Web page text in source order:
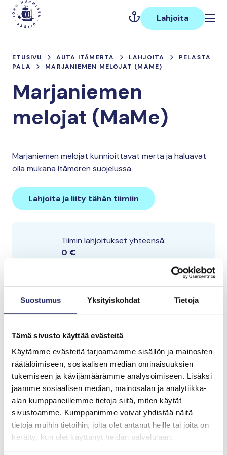
Suostumus Yksityiskohdat Tietoja
Tämä sivusto käyttää evästeitä
Käytämme evästeitä tarjoamamme sisällön ja mainosten
räätälöimiseen, sosiaalisen median ominaisuuksien
tukemiseen ja kävijämäärämme analysoimiseen. Lisäksi
jaamme sosiaalisen median, mainosalan ja analytiikka-
alan kumppaneillemme tietoja siitä, miten käytät
sivustoamme. Kumppanimme voivat yhdistää näitä
tietoja muihin tietoihin, joita olet antanut heille tai joita on
kerätty, kun olet käyttänyt heidän palvelujaan.
Hyppää
sisältöön
Päävalikko
Lahjoita
ETUSIVU AUTA ITÄMERTA LAHJOITA
PELASTA
PALA
MARJANIEMEN MELOJAT (MAME)
Marjaniemen
melojat (MaMe)
Marjaniemen melojat kunnioittavat merta ja haluavat
olla mukana Itämeren suojelussa.
Lahjoita ja liity tähän tiimiin
Tiimin lahjoitukset yhteensä:
0 €